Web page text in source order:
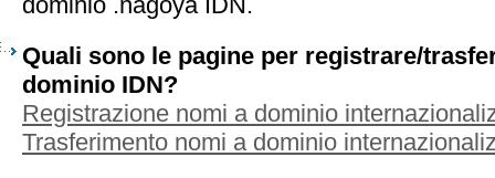
Quali sono le pagine per registrare/
dominio IDN?
Registrazione nomi a dominio
Trasferimento nomi a dominio